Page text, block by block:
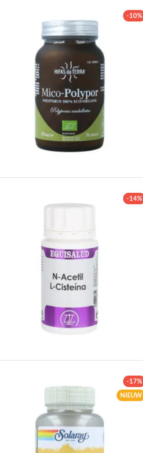
-10%
-14%
NIEUW
-17%